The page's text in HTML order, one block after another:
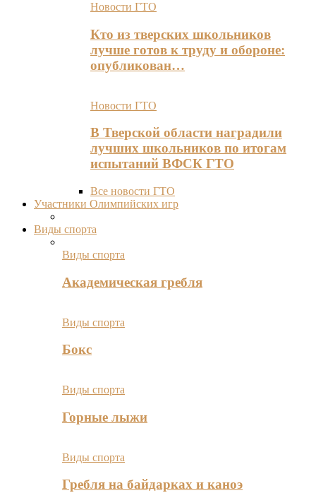
Новости ГТО
Кто из тверских школьников
лучше готов к труду и обороне:
опубликован…
Новости ГТО
В Тверской области наградили
лучших школьников по итогам
испытаний ВФСК ГТО
Все новости ГТО
Участники Олимпийских игр
Виды спорта
Виды спорта
Академическая гребля
Виды спорта
Бокс
Виды спорта
Горные лыжи
Виды спорта
Гребля на байдарках и каноэ